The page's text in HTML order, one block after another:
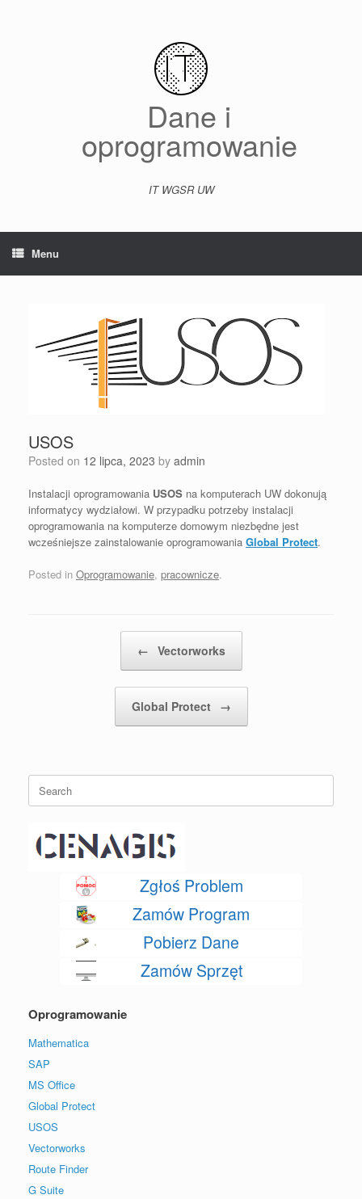
Dane i
oprogramowanie
IT WGSR UW
Menu
USOS
Posted on 12 lipca, 2023 by admin
Instalacji oprogramowania USOS na komputerach UW dokonują
informatycy wydziałowi. W przypadku potrzeby instalacji
oprogramowania na komputerze domowym niezbędne jest
wcześniejsze zainstalowanie oprogramowania Global Protect.
Posted in Oprogramowanie, pracownicze.
← Vectorworks
Global Protect →
Search
for:
Zgłoś Problem
Zamów Program
Pobierz Dane
Zamów Sprzęt
Oprogramowanie
Mathematica
SAP
MS Office
Global Protect
USOS
Vectorworks
Route Finder
G Suite